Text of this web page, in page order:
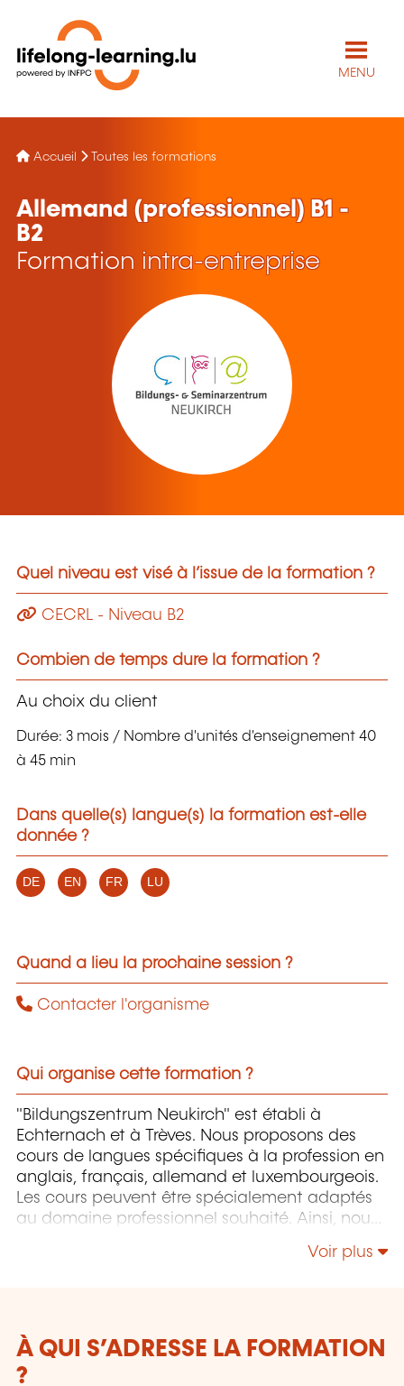
MENU
Accueil Toutes les formations
Allemand (professionnel) B1 -
B2
Formation intra-entreprise
Quel niveau est visé à l’issue de la formation ?
CECRL - Niveau B2
Combien de temps dure la formation ?
Au choix du client
Durée: 3 mois / Nombre d'unités d'enseignement 40
à 45 min
Dans quelle(s) langue(s) la formation est-elle
donnée ?
DE EN FR LU
Quand a lieu la prochaine session ?
Contacter l'organisme
Qui organise cette formation ?
"Bildungszentrum Neukirch" est établi à
Echternach et à Trèves. Nous proposons des
cours de langues spécifiques à la profession en
anglais, français, allemand et luxembourgeois.
Les cours peuvent être spécialement adaptés
au domaine professionnel souhaité. Ainsi, nous
pour le secteur financier, la médecine et
professionnels diplômés et des locuteurs natifs
ayant une longue expérience de
Voir plus
À QUI S’ADRESSE LA FORMATION
?